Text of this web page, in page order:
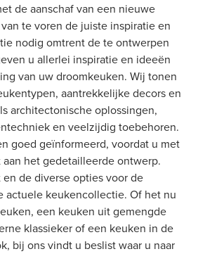
de aanschaf van een nieuwe
te voren de juiste inspiratie en
nodig omtrent de te ontwerpen
u allerlei inspiratie en ideeën
van uw droomkeuken. Wij tonen
aantrekkelijke decors en
architectonische oplossingen,
en veelzijdig toebehoren.
goed geïnformeerd, voordat u met
het gedetailleerde ontwerp.
de diverse opties voor de
actuele keukencollectie. Of het nu
een keuken uit gemengde
klassieker of een keuken in de
bij ons vindt u beslist waar u naar